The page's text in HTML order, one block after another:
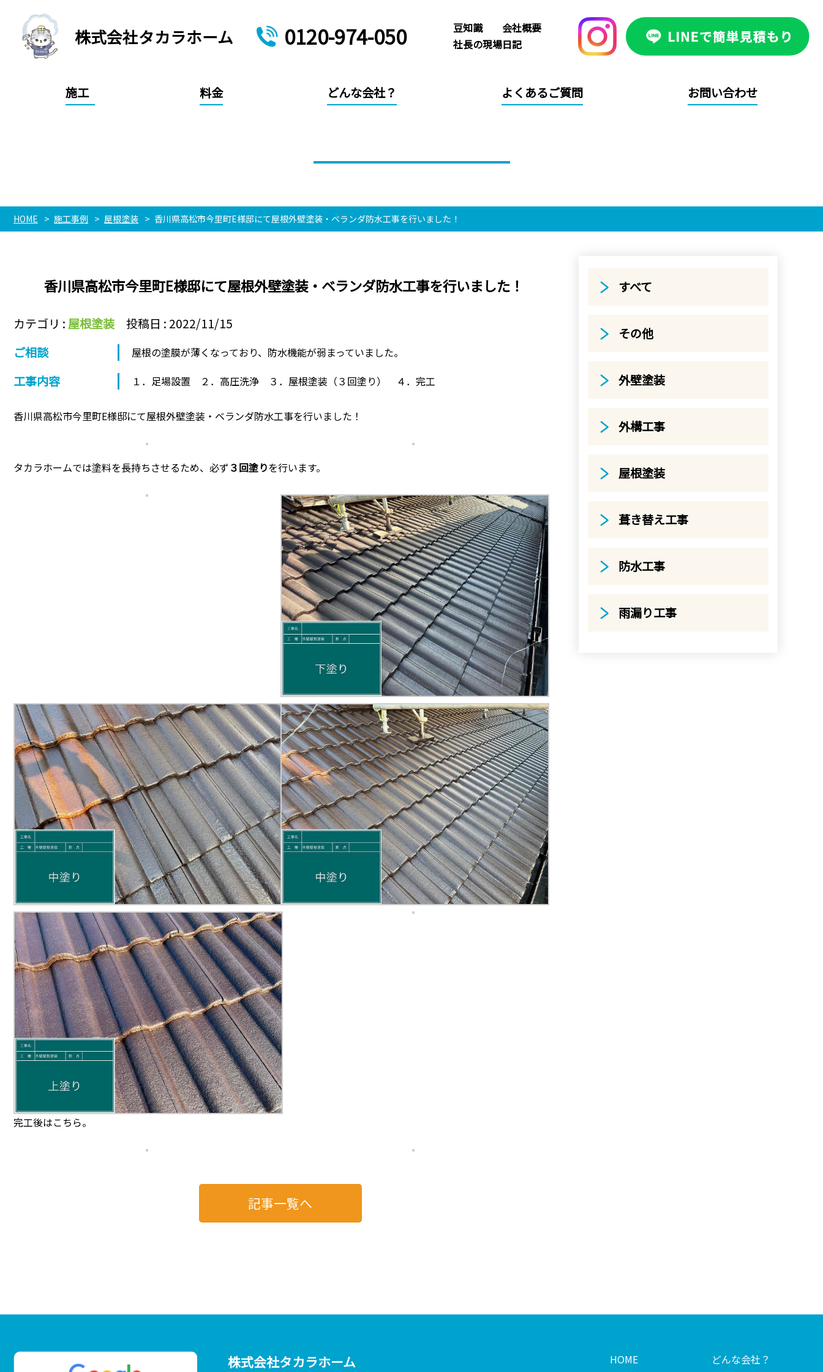
株式会社タカラホーム 0120-974-050 豆知識
会社概要
社長の現場日記
施工 料金 どんな会社？ よくあるご質問 お問い合わせ
HOME 施工事例 屋根塗装 香川県高松市今里町E様邸にて屋根外壁塗装・ベランダ防水工事を行いました！
香川県高松市今里町E様邸にて屋根外壁塗装・ベランダ防水工事を行いました！
カテゴリ : 屋根塗装
投稿日 : 2022/11/15
ご相談
屋根の塗膜が薄くなっており、防水機能が弱まっていました。
工事内容 １．足場設置 ２．高圧洗浄 ３．屋根塗装（３回塗り） ４．完工
香川県高松市今里町E様邸にて屋根外壁塗装・ベランダ防水工事を行いました！
タカラホームでは塗料を長持ちさせるため、必ず３回塗りを行います。
完工後はこちら。
記事一覧へ
すべて
その他
外壁塗装
外構工事
屋根塗装
葺き替え工事
防水工事
雨漏り工事
株式会社タカラホーム HOME どんな会社？